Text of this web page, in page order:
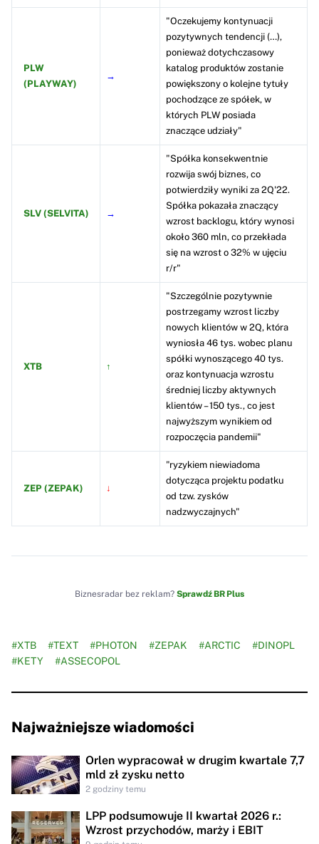
PLW
(PLAYWAY)
→
"Oczekujemy kontynuacji
pozytywnych tendencji (…),
ponieważ dotychczasowy
katalog produktów zostanie
powiększony o kolejne tytuły
pochodzące ze spółek, w
których PLW posiada
znaczące udziały"
SLV (SELVITA) →
"Spółka konsekwentnie
rozwija swój biznes, co
potwierdziły wyniki za 2Q'22.
Spółka pokazała znaczący
wzrost backlogu, który wynosi
około 360 mln, co przekłada
się na wzrost o 32% w ujęciu
r/r"
XTB ↑
"Szczególnie pozytywnie
postrzegamy wzrost liczby
nowych klientów w 2Q, która
wyniosła 46 tys. wobec planu
spółki wynoszącego 40 tys.
oraz kontynuacja wzrostu
średniej liczby aktywnych
klientów – 150 tys., co jest
najwyższym wynikiem od
rozpoczęcia pandemii"
ZEP (ZEPAK) ↓
"ryzykiem niewiadoma
dotycząca projektu podatku
od tzw. zysków
nadzwyczajnych"
Biznesradar bez reklam? Sprawdź BR Plus
#XTB #TEXT #PHOTON #ZEPAK #ARCTIC
#DINOPL
#KETY
#ASSECOPOL
Najważniejsze wiadomości
Orlen wypracował w drugim kwartale 7,7
mld zł zysku netto
2 godziny temu
LPP podsumowuje II kwartał 2026 r.:
Wzrost przychodów, marży i EBIT